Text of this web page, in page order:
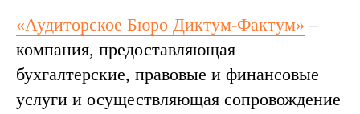
«Аудиторское Бюро Диктум-Фактум» –
компания, предоставляющая
бухгалтерские, правовые и финансовые
услуги и осуществляющая сопровождение